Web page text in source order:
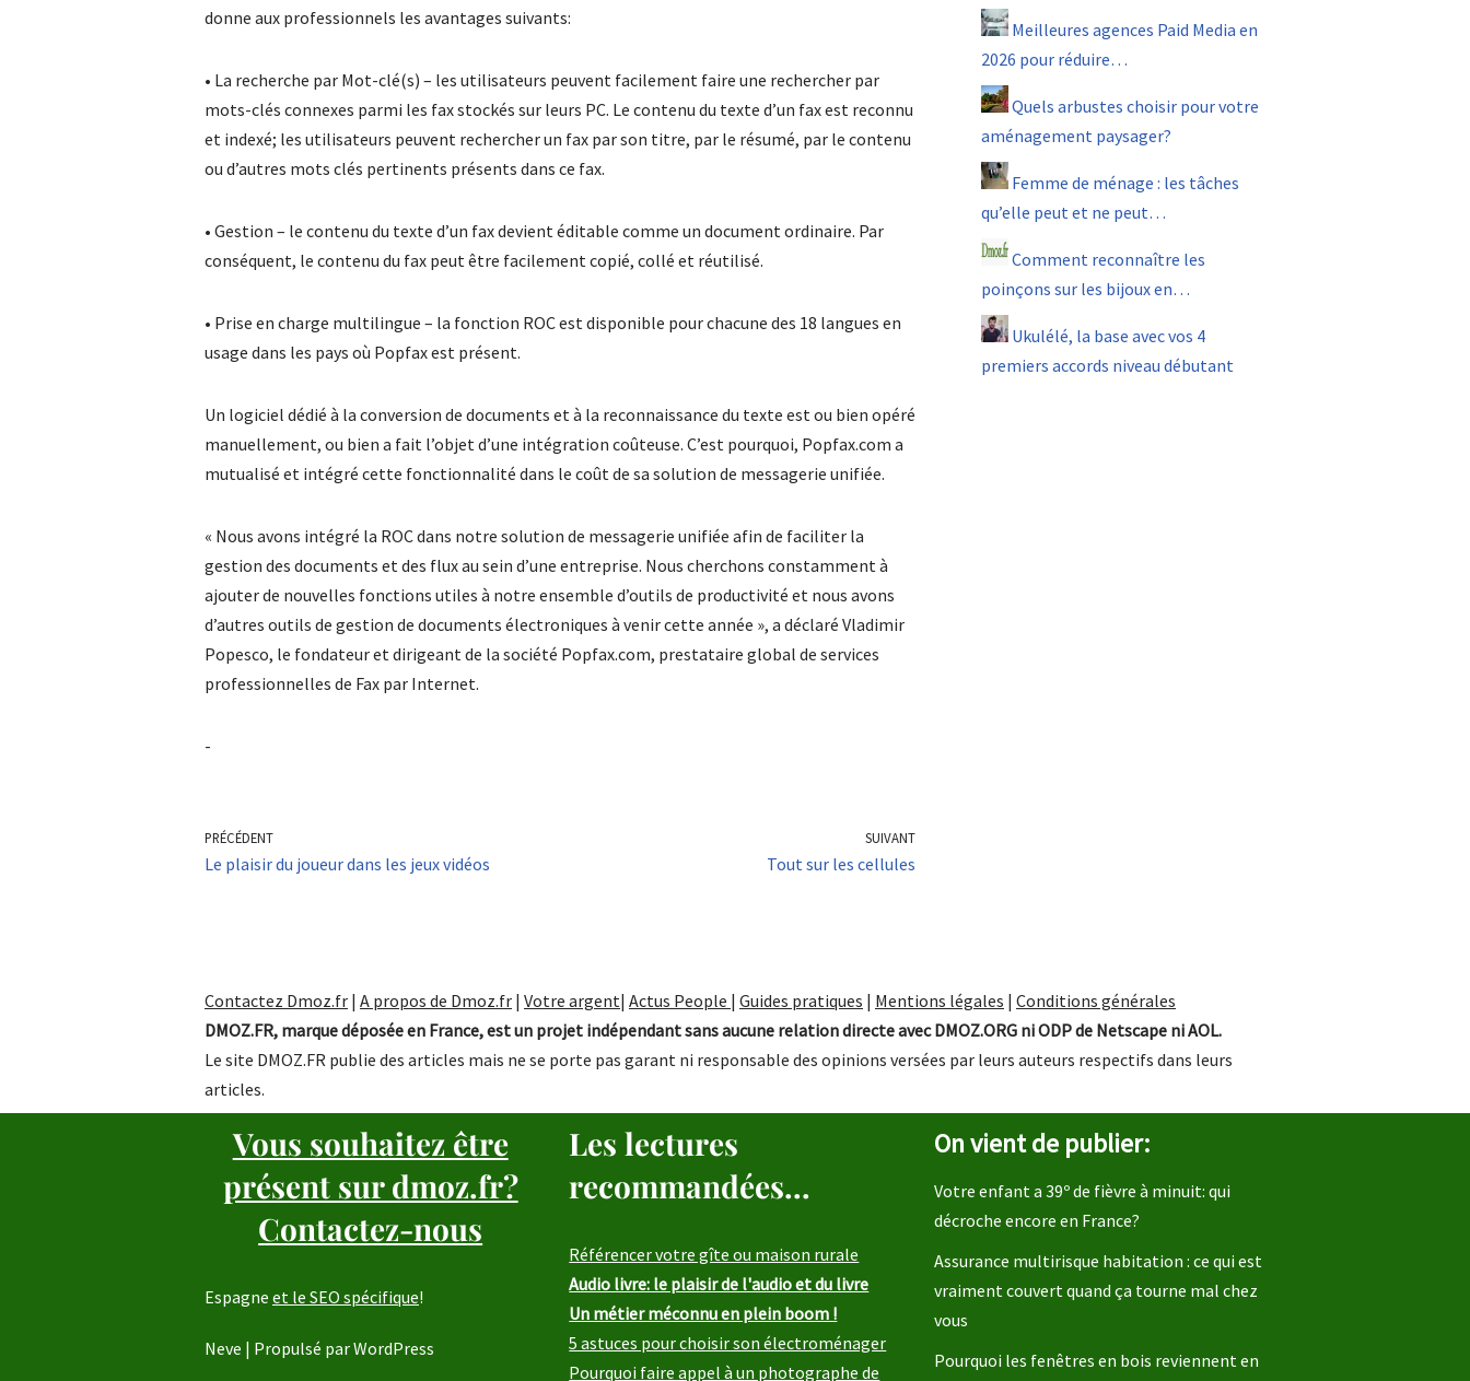
donne aux professionnels les avantages suivants:
• La recherche par Mot-clé(s) – les utilisateurs peuvent facilement faire une rechercher par
mots-clés connexes parmi les fax stockés sur leurs PC. Le contenu du texte d’un fax est reconnu
et indexé; les utilisateurs peuvent rechercher un fax par son titre, par le résumé, par le contenu
ou d’autres mots clés pertinents présents dans ce fax.
• Gestion – le contenu du texte d’un fax devient éditable comme un document ordinaire. Par
conséquent, le contenu du fax peut être facilement copié, collé et réutilisé.
• Prise en charge multilingue – la fonction ROC est disponible pour chacune des 18 langues en
usage dans les pays où Popfax est présent.
Un logiciel dédié à la conversion de documents et à la reconnaissance du texte est ou bien opéré
manuellement, ou bien a fait l’objet d’une intégration coûteuse. C’est pourquoi, Popfax.com a
mutualisé et intégré cette fonctionnalité dans le coût de sa solution de messagerie unifiée.
« Nous avons intégré la ROC dans notre solution de messagerie unifiée afin de faciliter la
gestion des documents et des flux au sein d’une entreprise. Nous cherchons constamment à
ajouter de nouvelles fonctions utiles à notre ensemble d’outils de productivité et nous avons
d’autres outils de gestion de documents électroniques à venir cette année », a déclaré Vladimir
Popesco, le fondateur et dirigeant de la société Popfax.com, prestataire global de services
professionnelles de Fax par Internet.
-
PRÉCÉDENT
Le plaisir du joueur dans les jeux vidéos
SUIVANT
Tout sur les cellules
Meilleures agences Paid Media en
2026 pour réduire…
Quels arbustes choisir pour votre
aménagement paysager?
Femme de ménage : les tâches
qu’elle peut et ne peut…
Comment reconnaître les
poinçons sur les bijoux en…
Ukulélé, la base avec vos 4
premiers accords niveau débutant
Contactez Dmoz.fr | A propos de Dmoz.fr | Votre argent| Actus People | Guides pratiques | Mentions légales | Conditions générales
DMOZ.FR, marque déposée en France, est un projet indépendant sans aucune relation directe avec DMOZ.ORG ni ODP de Netscape ni AOL.
Le site DMOZ.FR publie des articles mais ne se porte pas garant ni responsable des opinions versées par leurs auteurs respectifs dans leurs
articles.
Vous souhaitez être
présent sur dmoz.fr?
Contactez-nous
Espagne et le SEO spécifique!
Neve | Propulsé parWordPress
Les lectures
recommandées...
Référencer votre gîte ou maison rurale
Audio livre: le plaisir de l'audio et du livre
Un métier méconnu en plein boom !
5 astuces pour choisir son électroménager
Pourquoi faire appel à un photographe de
On vient de publier:
Votre enfant a 39º de fièvre à minuit: qui
décroche encore en France?
Assurance multirisque habitation : ce qui est
vraiment couvert quand ça tourne mal chez
vous
Pourquoi les fenêtres en bois reviennent en